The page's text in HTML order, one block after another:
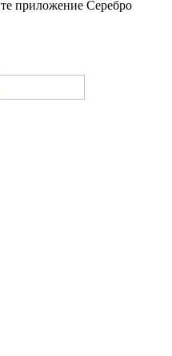
приложение Серебро